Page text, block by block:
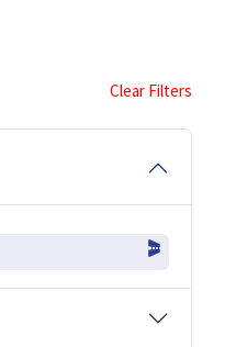
Clear Filters